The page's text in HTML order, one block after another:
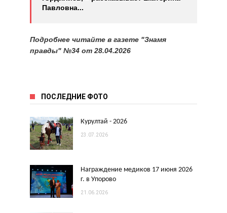
Павловна...
Подробнее читайте в газете "Знамя
правды" №34 от 28.04.2026
ПОСЛЕДНИЕ ФОТО
Курултай - 2026
23.07.2026
Награждение медиков 17 июня 2026
г. в Упорово
21.06.2026